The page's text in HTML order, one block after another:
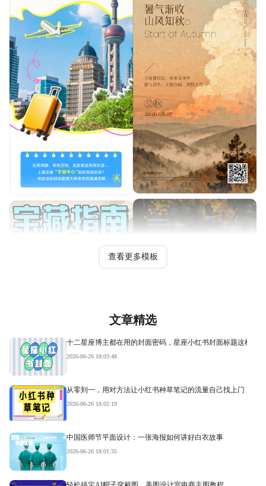
查看更多模板
文章精选
十二星座博主都在用的封面密码，星座小红书封面标题这样写
2026-06-26 18:03:48
从零到一，用对方法让小红书种草笔记的流量自己找上门
2026-06-26 18:02:19
中国医师节平面设计：一张海报如何讲好白衣故事
2026-06-26 18:01:35